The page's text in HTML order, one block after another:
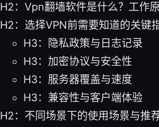
H2：Vpn翻墙软件是什么？工作
H2：选择VPN前需要知道的关键
H3：隐私政策与日志记录
H3：加密协议与安全性
H3：服务器覆盖与速度
H3：兼容性与客户端体验
H2：不同场景下的使用场景与推